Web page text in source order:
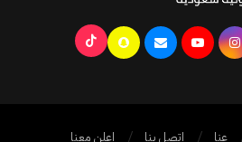
عنا اتصل بنا إعلن معنا